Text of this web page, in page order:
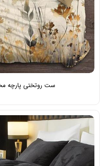
ست روتختی پارچه